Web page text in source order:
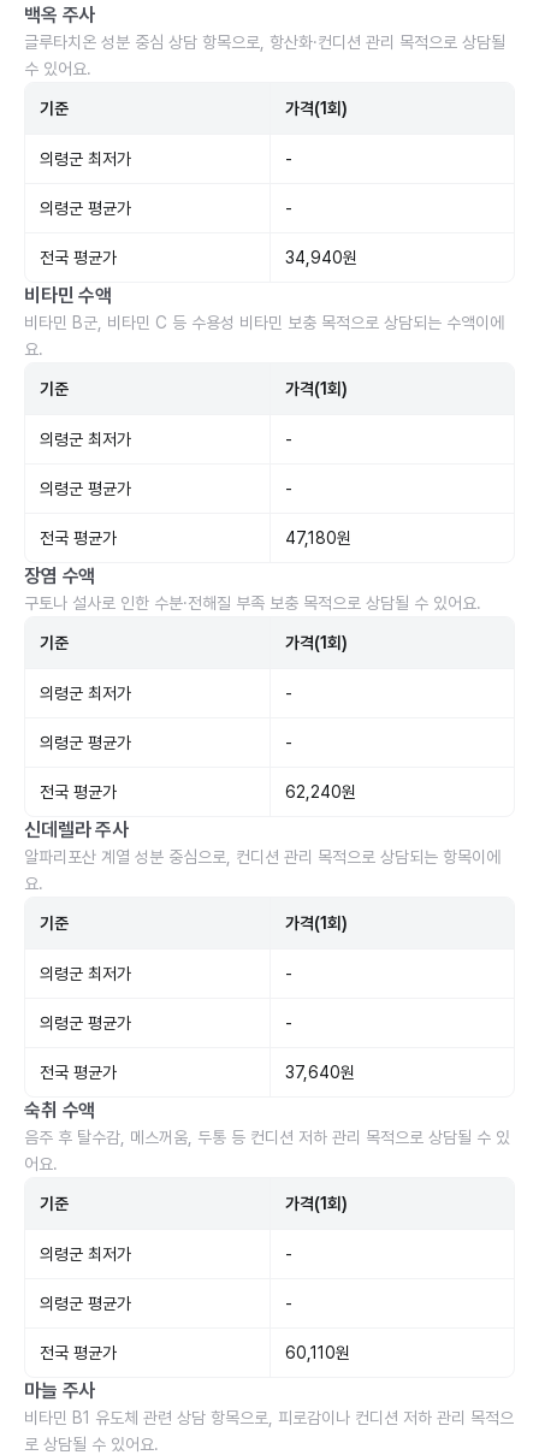
백옥 주사
글루타치온 성분 중심 상담 항목으로, 항산화·컨디션 관리 목적으로 상담될
수 있어요.
기준 가격(1회)
의령군 최저가 -
의령군 평균가 -
전국 평균가 34,940원
비타민 수액
비타민 B군, 비타민 C 등 수용성 비타민 보충 목적으로 상담되는 수액이에
요.
기준 가격(1회)
의령군 최저가 -
의령군 평균가 -
전국 평균가 47,180원
장염 수액
구토나 설사로 인한 수분·전해질 부족 보충 목적으로 상담될 수 있어요.
기준 가격(1회)
의령군 최저가 -
의령군 평균가 -
전국 평균가 62,240원
신데렐라 주사
알파리포산 계열 성분 중심으로, 컨디션 관리 목적으로 상담되는 항목이에
요.
기준 가격(1회)
의령군 최저가 -
의령군 평균가 -
전국 평균가 37,640원
숙취 수액
음주 후 탈수감, 메스꺼움, 두통 등 컨디션 저하 관리 목적으로 상담될 수 있
어요.
기준 가격(1회)
의령군 최저가 -
의령군 평균가 -
전국 평균가 60,110원
마늘 주사
비타민 B1 유도체 관련 상담 항목으로, 피로감이나 컨디션 저하 관리 목적으
로 상담될 수 있어요.